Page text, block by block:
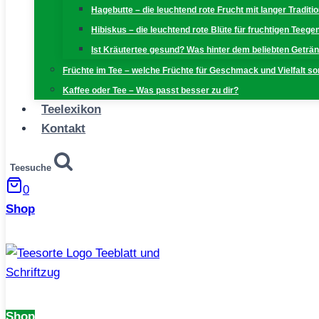
Hagebutte – die leuchtend rote Frucht mit langer
Hibiskus – die leuchtend rote Blüte für fruchtigen
Ist Kräutertee gesund? Was hinter dem beliebten
Früchte im Tee – welche Früchte für Geschmack und Vielfalt
Kaffee oder Tee – Was passt besser zu dir?
Teelexikon
Kontakt
Teesuche
0
Shop